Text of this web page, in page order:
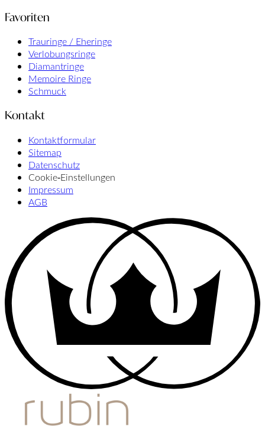
Favoriten
Trauringe / Eheringe
Verlobungsringe
Diamantringe
Memoire Ringe
Schmuck
Kontakt
Kontaktformular
Sitemap
Datenschutz
Cookie‑Einstellungen
Impressum
AGB